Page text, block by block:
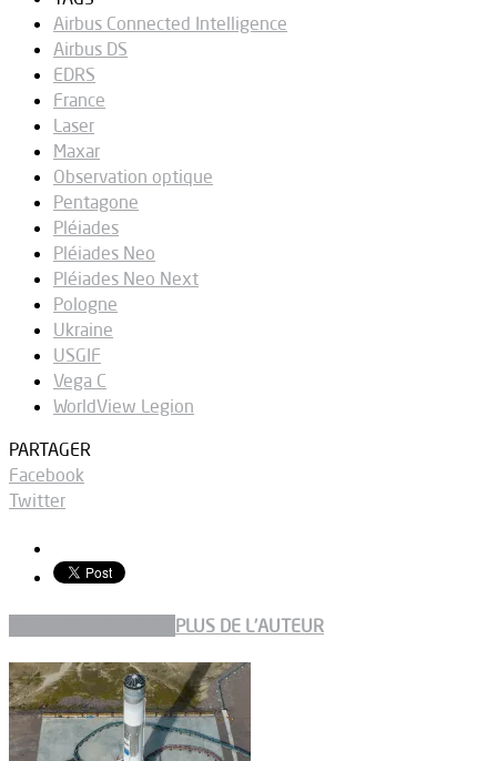
Airbus Connected Intelligence
Airbus DS
EDRS
France
Laser
Maxar
Observation optique
Pentagone
Pléiades
Pléiades Neo
Pléiades Neo Next
Pologne
Ukraine
USGIF
Vega C
WorldView Legion
PARTAGER
Facebook
Twitter
PLUS DE L'AUTEUR